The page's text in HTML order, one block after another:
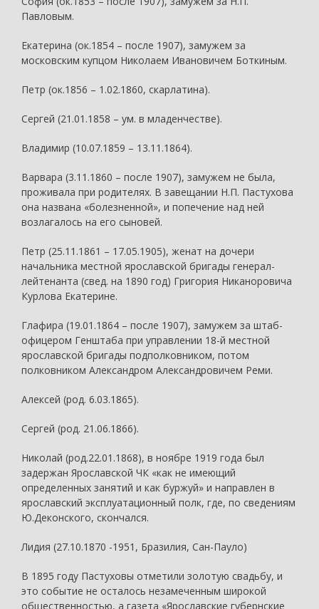
Павловым.
Екатерина (ок.1854 – после 1907), замужем за
московским купцом Николаем Ивановичем Боткиным.
Петр (ок.1856 – 1.02.1860, скарлатина).
Сергей (21.01.1858 – ум. в младенчестве).
Владимир (10.07.1859 – 13.11.1864).
Варвара (3.11.1860 – после 1907), замужем не была,
проживала при родителях. В завещании Н.П. Пастухова
она названа «болезненной», и попечение над ней
возлагалось на его сыновей.
Петр (25.11.1861 – 17.05.1905), женат на дочери
начальника местной ярославской бригады генерал-
лейтенанта (свед. на 1890 год) Григория Никаноровича
Курлова Екатерине.
Глафира (19.01.1864 – после 1907), замужем за штаб-
офицером Генштаба при управлении 18-й местной
ярославской бригады подполковником, потом
полковником Александром Александровичем Реми.
Алексей (род. 6.03.1865).
Сергей (род. 21.06.1866).
Николай (род.22.01.1868), в ноябре 1919 года был
задержан Ярославской ЧК «как не имеющий
определенных занятий и как буржуй» и направлен в
ярославский эксплуатационный полк, где, по сведениям
Ю.Деконского, скончался.
Лидия (27.10.1870 -1951, Бразилия, Сан-Пауло)
В 1895 году Пастуховы отметили золотую свадьбу, и
это событие не осталось незамеченным широкой
общественностью, а газета «Ярославские губернские